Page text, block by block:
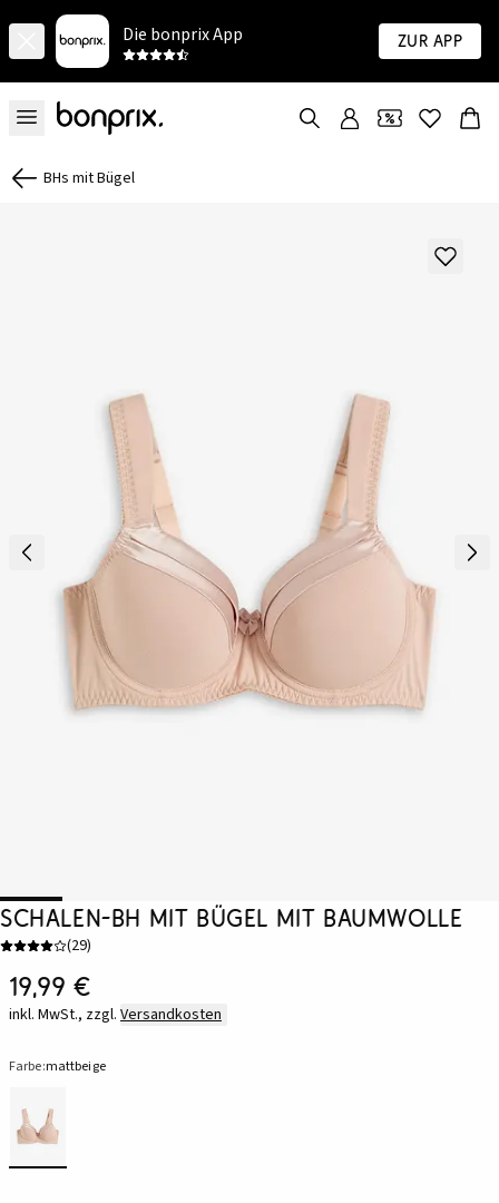
Die bonprix App Zur App
BHs mit Bügel
Schalen-BH mit Bügel mit Baumwolle
(29)
19,99 €
inkl. MwSt., zzgl. Versandkosten
Farbe:mattbeige